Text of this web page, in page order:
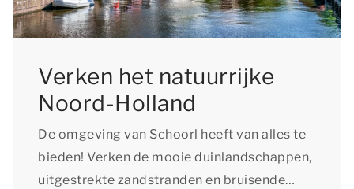
Verken het natuurrijke
Noord-Holland
De omgeving van Schoorl heeft van alles te
bieden! Verken de mooie duinlandschappen,
uitgestrekte zandstranden en bruisende